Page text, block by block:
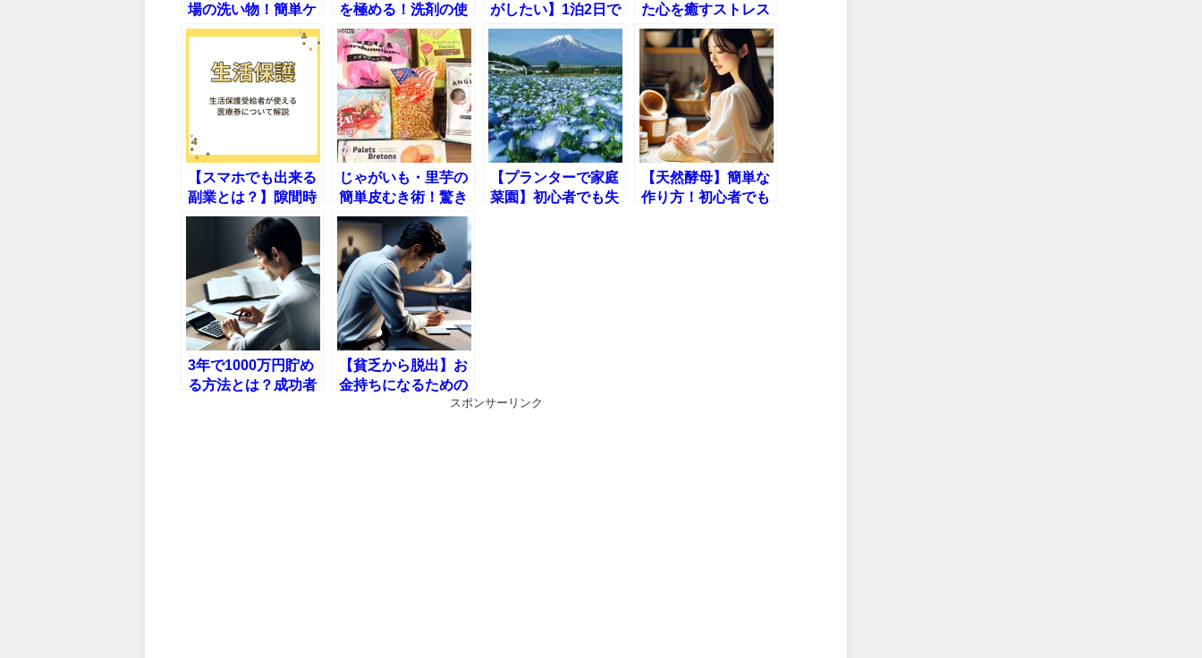
場の洗い物！簡単ケ
アで手肌を守る【徹
を極める！洗剤の使
い方と洗濯術の完全
版【保存版】
がしたい】1泊2日で
楽しむ国内旅行完全
版
た心を癒すストレス
解消法とリフレッシ
ュのコツ
【スマホでも出来る
副業とは？】隙間時
間を活用して月5万
円稼ぐコツ
じゃがいも・里芋の
簡単皮むき術！驚き
の方法とコツを公開
【保存版】
【プランターで家庭
菜園】初心者でも失
【天然酵母】簡単な
作り方！初心者でも
3年で1000万円貯め
る方法とは？成功者
【貧乏から脱出】お
金持ちになるための
習慣TOP10を徹底解スポンサーリンク